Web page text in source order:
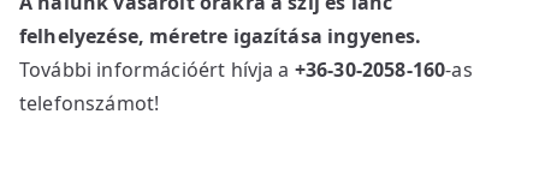
felhelyezése, méretre igazítása ingyenes.
További információért hívja a +36-30-2058-160-as
telefonszámot!